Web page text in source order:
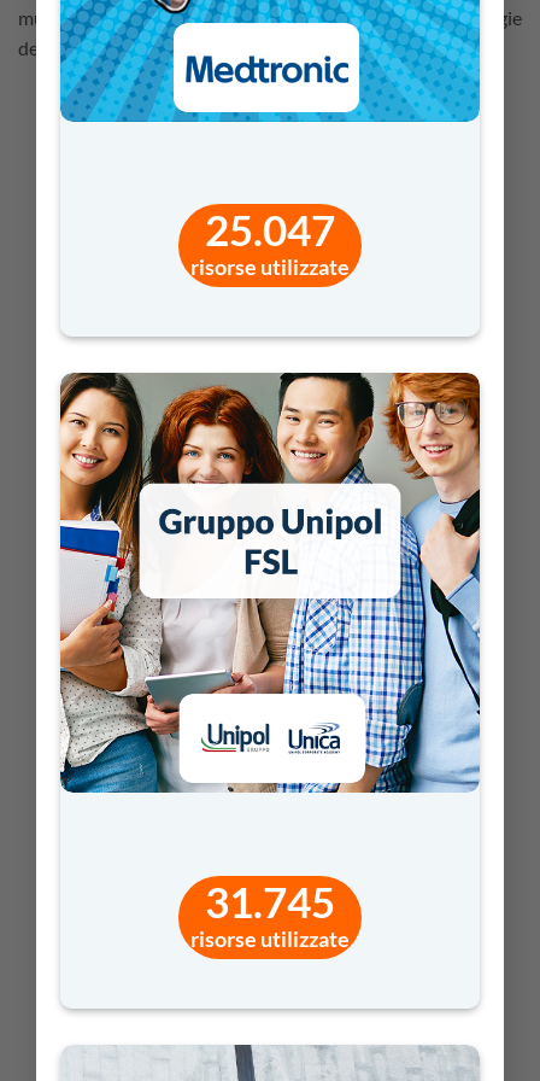
25.047
risorse utilizzate
31.745
risorse utilizzate
multimediali sviluppati utilizzando le ICT, le nuove tecnologie
dell’informazione e della comunicazione.
SECONDARIA DI II GRADO
Pi greco day: dalla matematica al territorio
PRIMARIA
Matematica e tecnologia
APRI >
PRIMARIA
Matematica